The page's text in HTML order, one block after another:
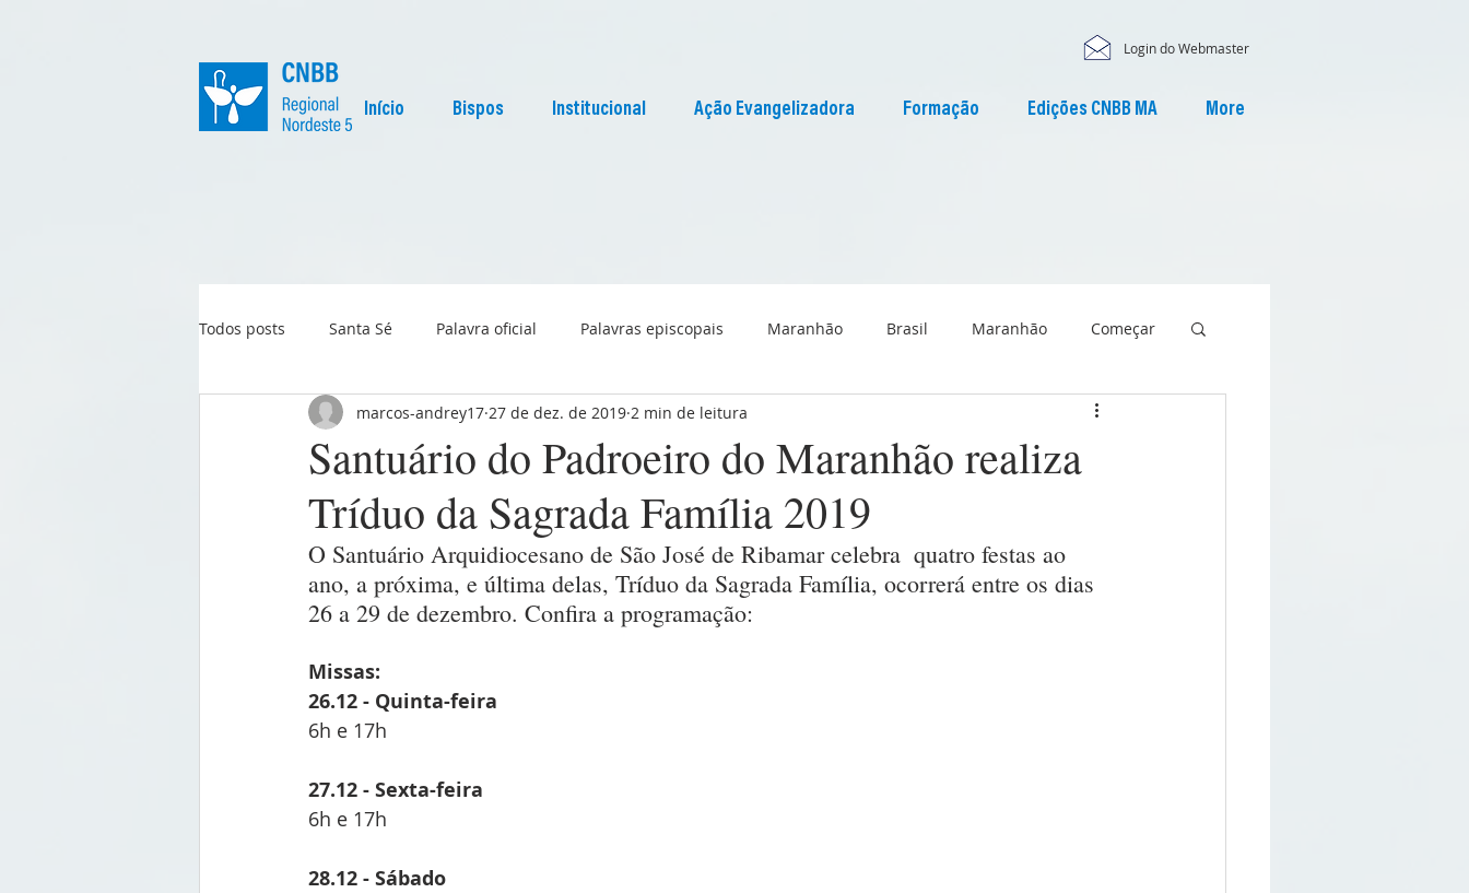
Login do Webmaster
Início Bispos Institucional Ação Evangelizadora Formação Edições CNBB MA More
Todos posts Santa Sé Palavra oficial Palavras episcopais Maranhão Brasil Maranhão Começar
Igreja no Mundo Liturgia Pascom Maranhão
Santuário do Padroeiro do Maranhão realiza
Tríduo da Sagrada Família 2019
marcos-andrey17 27 de dez. de 2019 2 min de leitura
O Santuário Arquidiocesano de São José de Ribamar celebra  quatro festas ao
ano, a próxima, e última delas, Tríduo da Sagrada Família, ocorrerá entre os dias
26 a 29 de dezembro. Confira a programação:
Missas:
26.12 - Quinta-feira
6h e 17h
27.12 - Sexta-feira
6h e 17h
28.12 - Sábado